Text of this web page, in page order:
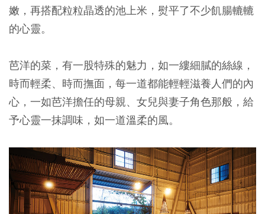
嫩，再搭配粒粒晶透的池上米，熨平了不少飢腸轆轆
的心靈。
芭洋的菜，有一股特殊的魅力，如一縷細膩的絲線，
時而輕柔、時而撫面，每一道都能輕輕滋養人們的內
心，一如芭洋擔任的母親、女兒與妻子角色那般，給
予心靈一抹調味，如一道溫柔的風。